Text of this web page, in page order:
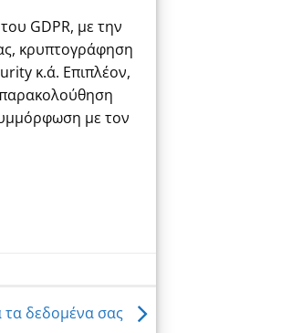
GDPR, με την
κρυπτογράφηση
κ.ά. Επιπλέον,
με τον
τα δεδομένα σας